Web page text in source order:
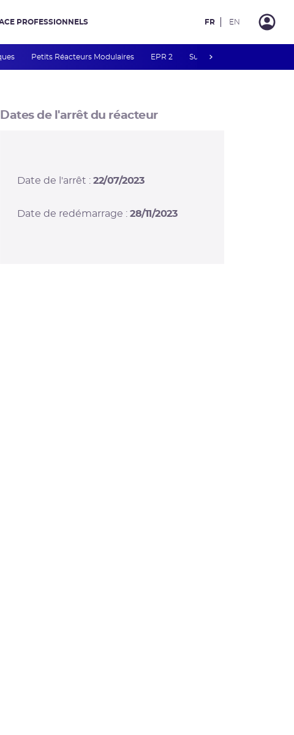
Petits Réacteurs Modulaires EPR 2 Surveillance des PFAS
PROFESSIONNELS FR EN
Dates de l'arrêt du réacteur
Date de l'arrêt : 22/07/2023
Date de redémarrage : 28/11/2023